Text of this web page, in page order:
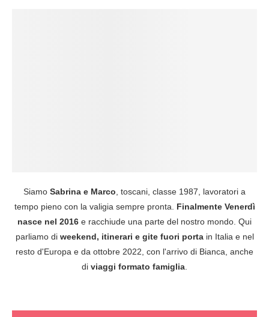
Siamo Sabrina e Marco, toscani, classe 1987, lavoratori a
tempo pieno con la valigia sempre pronta. Finalmente Venerdì
nasce nel 2016 e racchiude una parte del nostro mondo. Qui
parliamo di weekend, itinerari e gite fuori portain Italia e nel
resto d'Europa e da ottobre 2022, con l'arrivo di Bianca, anche
di viaggi formato famiglia.